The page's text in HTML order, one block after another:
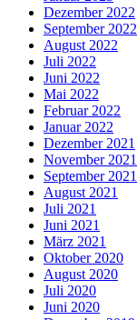
Dezember 2022
September 2022
August 2022
Juli 2022
Juni 2022
Mai 2022
Februar 2022
Januar 2022
Dezember 2021
November 2021
September 2021
August 2021
Juli 2021
Juni 2021
März 2021
Oktober 2020
August 2020
Juli 2020
Juni 2020